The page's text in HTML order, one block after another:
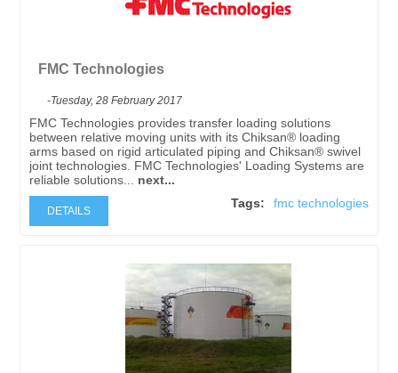
FMC Technologies
-Tuesday, 28 February 2017
FMC Technologies provides transfer loading solutions
between relative moving units with its Chiksan® loading
arms based on rigid articulated piping and Chiksan® swivel
joint technologies. FMC Technologies' Loading Systems are
reliable solutions... next...
Tags:
fmc technologies
DETAILS